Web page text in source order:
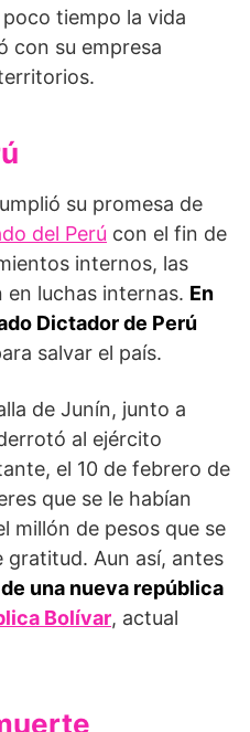
tiempo la vida
con su empresa
su promesa de
del Perú con el fin de
internos, las
luchas internas. En
Dictador de Perú
salvar el país.
de Junín, junto a
al ejército
el 10 de febrero de
que se le habían
millón de pesos que se
Aun así, antes
una nueva república
Bolívar, actual